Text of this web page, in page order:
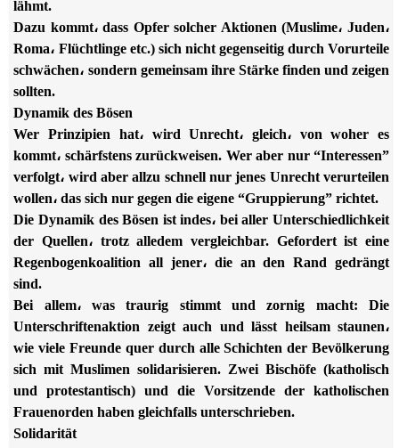
lähmt.
Dazu kommt، dass Opfer solcher Aktionen (Muslime، Juden،
Roma، Flüchtlinge etc.) sich nicht gegenseitig durch Vorurteile
schwächen، sondern gemeinsam ihre Stärke finden und zeigen
sollten.
Dynamik des Bösen
Wer Prinzipien hat، wird Unrecht، gleich، von woher es
kommt، schärfstens zurückweisen. Wer aber nur “Interessen”
verfolgt، wird aber allzu schnell nur jenes Unrecht verurteilen
wollen، das sich nur gegen die eigene “Gruppierung” richtet.
Die Dynamik des Bösen ist indes، bei aller Unterschiedlichkeit
der Quellen، trotz alledem vergleichbar. Gefordert ist eine
Regenbogenkoalition all jener، die an den Rand gedrängt
sind.
Bei allem، was traurig stimmt und zornig macht: Die
Unterschriftenaktion zeigt auch und lässt heilsam staunen،
wie viele Freunde quer durch alle Schichten der Bevölkerung
sich mit Muslimen solidarisieren. Zwei Bischöfe (katholisch
und protestantisch) und die Vorsitzende der katholischen
Frauenorden haben gleichfalls unterschrieben.
Solidarität